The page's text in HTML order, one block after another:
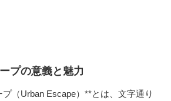
プの意義と魅力
（Urban Escape）**とは、文字通り